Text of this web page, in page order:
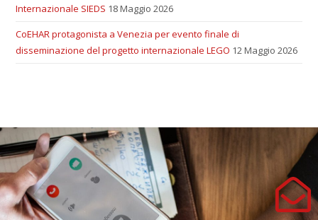
Internazionale SIEDS 18 Maggio 2026
CoEHAR protagonista a Venezia per evento finale di
disseminazione del progetto internazionale LEGO 12 Maggio 2026